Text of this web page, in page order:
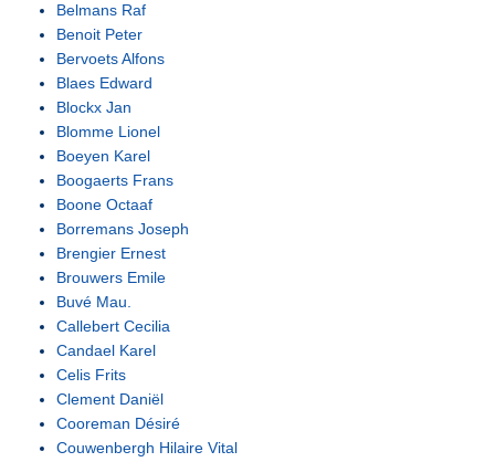
Belmans Raf
Benoit Peter
Bervoets Alfons
Blaes Edward
Blockx Jan
Blomme Lionel
Boeyen Karel
Boogaerts Frans
Boone Octaaf
Borremans Joseph
Brengier Ernest
Brouwers Emile
Buvé Mau.
Callebert Cecilia
Candael Karel
Celis Frits
Clement Daniël
Cooreman Désiré
Couwenbergh Hilaire Vital